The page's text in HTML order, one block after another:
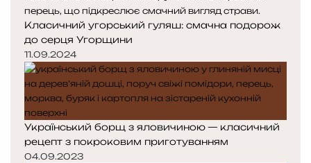
Класичний угорський гуляш: смачна подорож
до серця Угорщини
11.09.2024
Український борщ з яловичиною — класичний
рецепт з покроковим приготуванням
04.09.2023